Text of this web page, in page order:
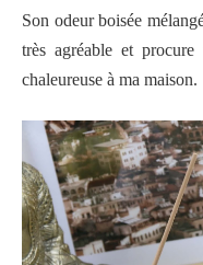
Son odeur boisée
très agréable et
chaleureuse à ma maison.